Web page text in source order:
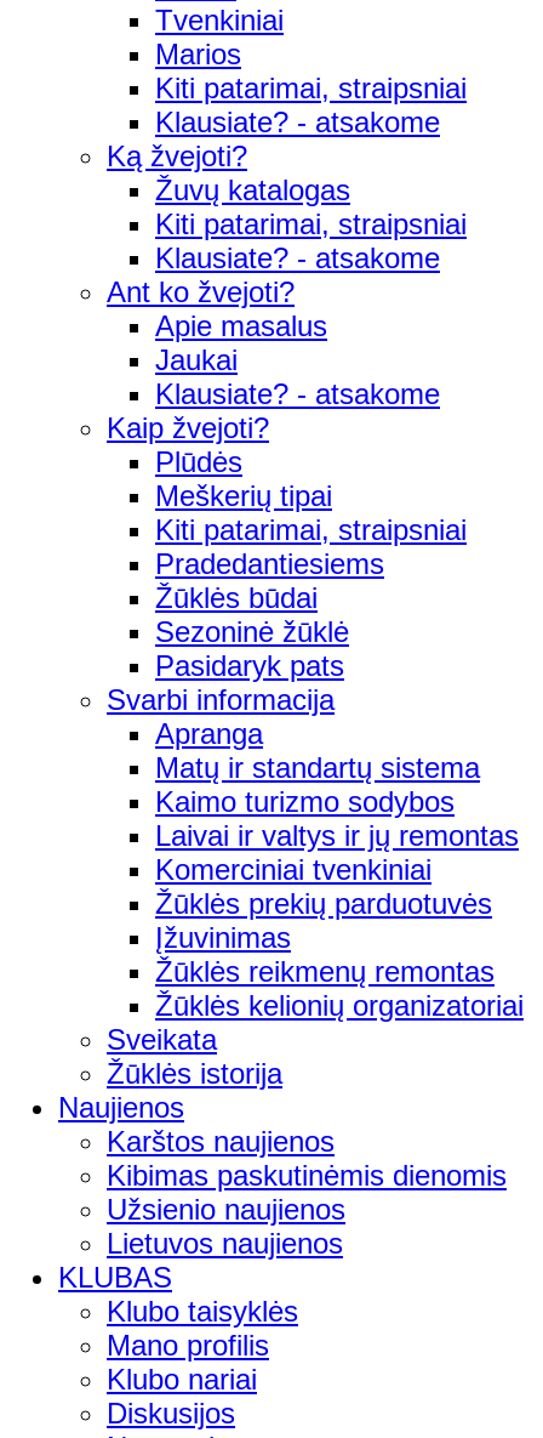
Tvenkiniai
Marios
Kiti patarimai, straipsniai
Klausiate? - atsakome
Ką žvejoti?
Žuvų katalogas
Kiti patarimai, straipsniai
Klausiate? - atsakome
Ant ko žvejoti?
Apie masalus
Jaukai
Klausiate? - atsakome
Kaip žvejoti?
Plūdės
Meškerių tipai
Kiti patarimai, straipsniai
Pradedantiesiems
Žūklės būdai
Sezoninė žūklė
Pasidaryk pats
Svarbi informacija
Apranga
Matų ir standartų sistema
Kaimo turizmo sodybos
Laivai ir valtys ir jų remontas
Komerciniai tvenkiniai
Žūklės prekių parduotuvės
Įžuvinimas
Žūklės reikmenų remontas
Žūklės kelionių organizatoriai
Sveikata
Žūklės istorija
Naujienos
Karštos naujienos
Kibimas paskutinėmis dienomis
Užsienio naujienos
Lietuvos naujienos
KLUBAS
Klubo taisyklės
Mano profilis
Klubo nariai
Diskusijos